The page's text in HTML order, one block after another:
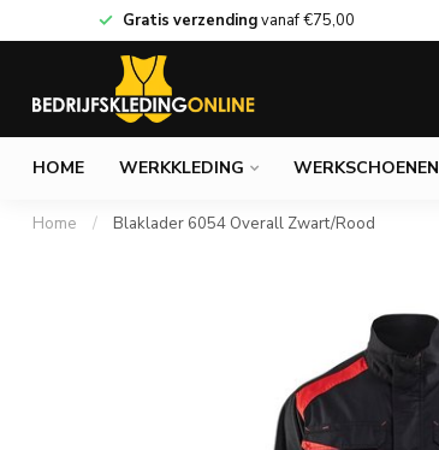
Gratis verzendingvanaf€75,00
HOME WERKKLEDING WERKSCHOENEN
Home / Blaklader 6054 Overall Zwart/Rood